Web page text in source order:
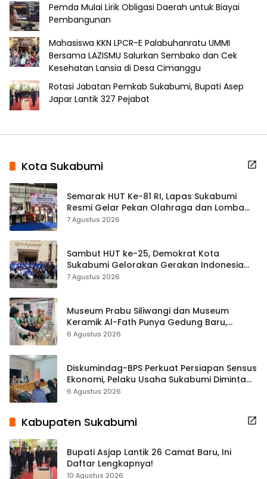
Pemda Mulai Lirik Obligasi Daerah untuk Biayai
Pembangunan
Mahasiswa KKN LPCR-E Palabuhanratu UMMI
Bersama LAZISMU Salurkan Sembako dan Cek
Kesehatan Lansia di Desa Cimanggu
Rotasi Jabatan Pemkab Sukabumi, Bupati Asep
Japar Lantik 327 Pejabat
Kota Sukabumi
Semarak HUT Ke-81 RI, Lapas Sukabumi
Resmi Gelar Pekan Olahraga dan Lomba
Tradisional
7 Agustus 2026
Sambut HUT ke-25, Demokrat Kota
Sukabumi Gelorakan Gerakan Indonesia
ASRI Lewat Aksi Bersih Masjid Agung
7 Agustus 2026
Museum Prabu Siliwangi dan Museum
Keramik Al-Fath Punya Gedung Baru,
Hampir 500 Koleksi Dipisahkan
6 Agustus 2026
Diskumindag-BPS Perkuat Persiapan Sensus
Ekonomi, Pelaku Usaha Sukabumi Diminta
Terbuka Beri Data
6 Agustus 2026
Kabupaten Sukabumi
Bupati Asjap Lantik 26 Camat Baru, Ini
Daftar Lengkapnya!
10 Agustus 2026